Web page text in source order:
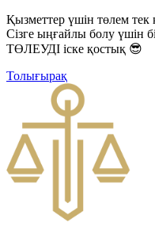
Қызметтер үшін төлем
Сізге ыңғайлы болу үшін
ТӨЛЕУДІ іске қостық 😎
Толығырақ